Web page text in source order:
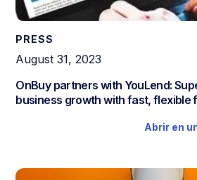
PRESS
August 31, 2023
OnBuy partners with YouLend:
business growth with fast, flexible
Abrir en